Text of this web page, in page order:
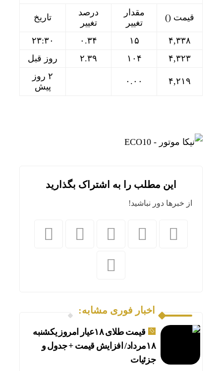
قیمت ()
مقدار
تغییر
درصد
تغییر
تاریخ
۴,۳۳۸ ۱۵ ۰.۳۴
۲۳:۳۰
۴,۳۲۳
۱۰۴ ۲.۳۹ روز قبل
۴,۲۱۹ ۰.۰۰
۲ روز
پیش
این مطلب را به اشتراک بگذارید
از خبرها دور نباشید!
اخبار فوری مشابه:
قیمت طلای ۱۸عیار امروز یکشنبه
۱۸مرداد/ افزایش قیمت + جدول و
جزئیات